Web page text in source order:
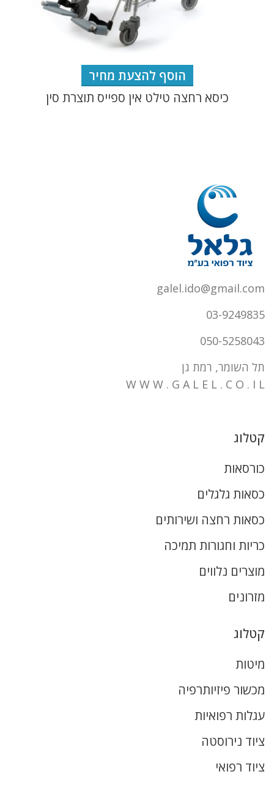
הוסף להצעת מחיר
כיסא רחצה טילט אין ספייס תוצרת סין
galel.ido@gmail.com
03-9249835
050-5258043
תל השומר, רמת גן
W W W . G A L E L . C O . I L
קטלוג
כורסאות
כסאות גלגלים
כסאות רחצה ושירותים
כריות וחגורות תמיכה
מוצרים נלווים
מזרונים
קטלוג
מיטות
מכשור פיזיותרפיה
עגלות רפואיות
ציוד נירוסטה
ציוד רפואי